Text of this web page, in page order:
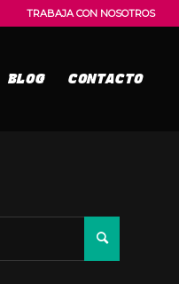
TRABAJA CON NOSOTROS
BLOG CONTACTO